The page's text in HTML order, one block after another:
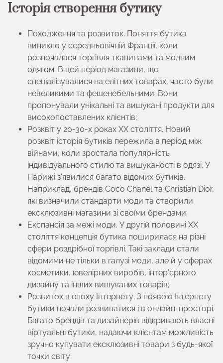
Історія створення бутику
Походження та розвиток. Поняття бутика
виникло у середньовічній Франції, коли
розпочалася торгівля тканинами та модним
одягом. В цей період магазини, що
спеціалізувалися на елітних товарах, часто були
невеликими та фешенебельними. Вони
пропонували унікальні та вишукані продукти для
високопоставлених клієнтів;
Розквіт у 20-30-х роках XX століття. Новий
розквіт історія бутиків пережила в період між
війнами, коли зростала популярність
індивідуального стилю та вишуканості в одязі. У
Парижі з’явилися багато відомих бутиків.
Наприклад, брендів Coco Chanel та Christian Dior,
які визначили стандарти моди та створили
ексклюзивні магазини зі своїми брендами;
Експансія за межі моди. У другій половині XX
століття концепція бутика поширилася на різні
сфери роздрібної торгівлі. Такі заклади стали
відомими не тільки в галузі моди, але й у сферах
косметики, ювелірних виробів, інтер’єрного
дизайну та інших вишуканих товарів;
Розвиток в епоху Інтернету. З появою Інтернету
бутики почали розвиватися і в онлайн-просторі.
Багато брендів та дизайнерів відкривають власні
віртуальні бутики, надаючи клієнтам можливість
зручно купувати ексклюзивні товари з будь-якої
точки світу;